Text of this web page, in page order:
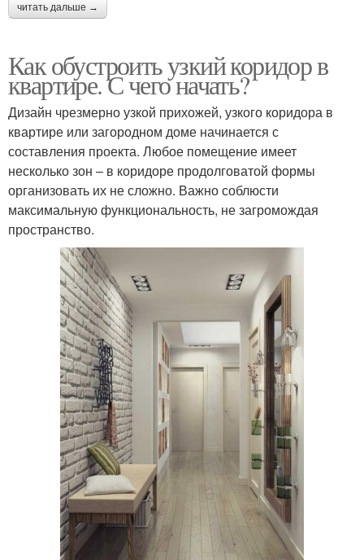
читать дальше →
Как обустроить узкий коридор в
квартире. С чего начать?
Дизайн чрезмерно узкой прихожей, узкого коридора в
квартире или загородном доме начинается с
составления проекта. Любое помещение имеет
несколько зон – в коридоре продолговатой формы
организовать их не сложно. Важно соблюсти
максимальную функциональность, не загромождая
пространство.